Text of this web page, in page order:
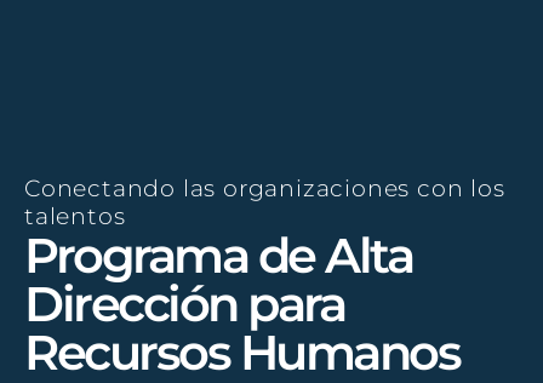
Conectando las organizaciones con los
talentos
Programa de Alta
Dirección para
Recursos Humanos